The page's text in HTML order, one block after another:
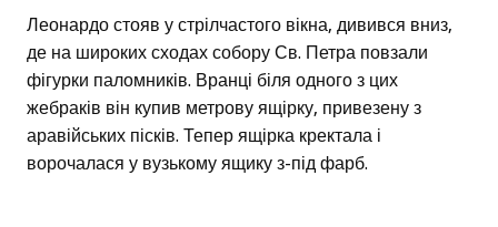
Леонардо стояв у стрілчастого вікна, дивився вниз,
де на широких сходах собору Св. Петра повзали
фігурки паломників. Вранці біля одного з цих
жебраків він купив метрову ящірку, привезену з
аравійських пісків. Тепер ящірка кректала і
ворочалася у вузькому ящику з-під фарб.